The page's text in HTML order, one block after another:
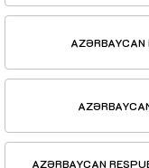
AZƏRBAYCAN
AZƏRBAYCAN